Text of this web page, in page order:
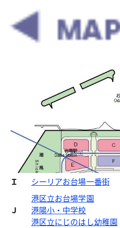
Ｉ シーリアお台場一番街
Ｊ
港区立お台場学園
港陽小・中学校
港区立にじのはし幼稚園